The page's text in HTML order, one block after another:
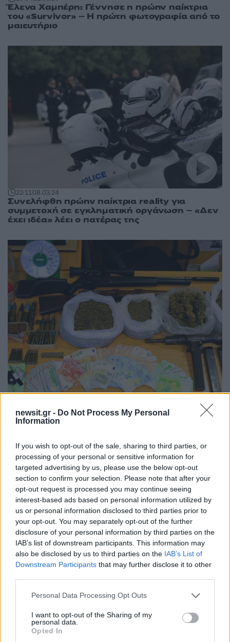
newsit.gr - Do Not Process My Personal
Information
If you wish to opt-out of the sale, sharing to third parties, or
processing of your personal or sensitive information for
targeted advertising by us, please use the below opt-out
section to confirm your selection. Please note that after your
opt-out request is processed you may continue seeing
interest-based ads based on personal information utilized by
us or personal information disclosed to third parties prior to
your opt-out. You may separately opt-out of the further
disclosure of your personal information by third parties on the
IAB’s list of downstream participants. This information may
also be disclosed by us to third parties on the IAB’s List of
Downstream Participants that may further disclose it to other
Please note that this website/app uses one or more Google
not limited to your visit or usage behaviour. You may click to
grant or deny consent to Google and its third-party tags to
use your data for below specified purposes in below Google
Personal Data Processing Opt Outs
I want to opt-out of the Sharing of my
personal data.
Opted In
Έλενα Χαμπέρη: Γέννησε η πρώην παίκτρια
του «Survivor» – Η πρώτη φωτογραφία από το
μαιευτήριο
22:1108.03.24
Συνελήφθη πρώην παίκτρια reality για
συμμετοχή σε εγκληματική οργάνωση – «Δεν
έχει ιδέα» λέει ο πατέρας της
04:5321.02.20
Μαγνησία: Συνελήφθη πασίγνωστη παίκτρια
ελληνικού ριάλιτι για όπλα και ναρκωτικά! Οι
εικόνες που δόθηκαν στη δημοσιότητα
14:2020.02.20
Ελεύθερη υπό όρους η παίκτρια ριάλιτι που